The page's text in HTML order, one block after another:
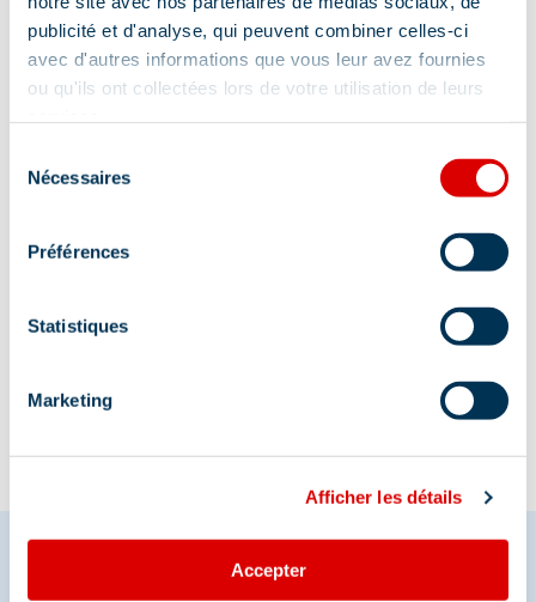
publicité et d'analyse, qui peuvent combiner celles-ci
avec d'autres informations que vous leur avez fournies
ou qu'ils ont collectées lors de votre utilisation de leurs
Nécessaires
Préférences
Statistiques
Marketing
Afficher les détails
Accepter
Shuttle bus access from Châtelet stop.
Mandatory parking in the parking lot (Méribel
Mottaret). Then 15 minutes on foot. Dogs not
allowed in the Maison de la Réserve; allowed on